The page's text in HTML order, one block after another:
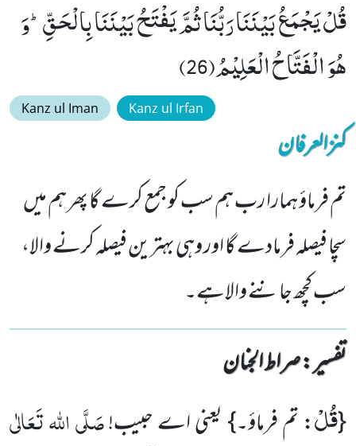
قُلْ یَجْمَعُ بَیْنَنَا رَبُّنَا ثُمَّ یَفْتَحُ بَیْنَنَا بِالْحَقِّؕ-وَ
هُوَ الْفَتَّاحُ الْعَلِیْمُ(26)
Kanz ul Iman Kanz ul Irfan
کنزالعرفان
تم فرماؤ ہمارا رب ہم سب کو جمع کرے گا پھر ہم میں
سچا فیصلہ فرمادے گا اور وہی بہترین فیصلہ کرنے والا،
سب کچھ جاننے والاہے۔
تفسیر : ‎صراط الجنان
{قُلْ: تم فرماؤ۔} یعنی اے حبیب!صَلَّی اللہ تَعَالٰی